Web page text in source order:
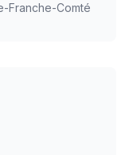
Franche-Comté